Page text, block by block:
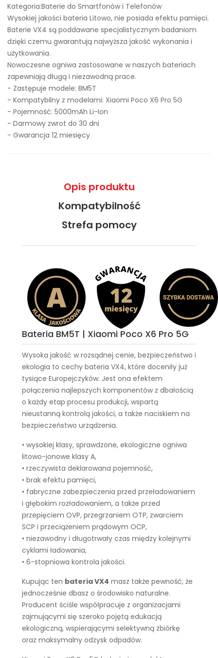
Kategoria:Baterie do Smartfonów i Telefonów
Wysokiej jakości bateria Litowo, nie posiada efektu pamięci.
Baterie VX4 są poddawane specjalistycznym badaniom
dzięki czemu gwarantują najwyższa jakość wykonania i
użytkowania.
Nowoczesne ogniwa zastosowane w naszych bateriach
zapewniają długą i niezawodną prace.
- Zastępuje modele: BM5T
- Kompatybilny z modelami: Xiaomi Poco X6 Pro 5G
- Pojemność: 5000mAh Li-Ion
- Darmowy zwrot do 30 dni
- Gwarancja 12 miesięcy
Opis produktu
Kompatybilność
Strefa pomocy
Bateria BM5T | Xiaomi Poco X6 Pro 5G
Wysoka jakość w rozsądnej cenie, bezpieczeństwo i
ekologia to cechy bateria VX4, które doceniły już
tysiące Europejczyków. Jest ona efektem
połączenia najlepszych komponentów z dbałością
o każdy etap procesu produkcji, wspartą
nieustanną kontrolą jakości, a także naciskiem na
bezpieczeństwo urządzenia.
• wysokiej klasy, sprawdzone, ekologiczne ogniwa
litowo-jonowe klasy A,
• rzeczywista deklarowana pojemność,
• brak efektu pamięci,
• fabryczne zabezpieczenia przed przeładowaniem
i głębokim rozładowaniem, a także przed
przepięciem OVP, przegrzaniem OTP, zwarciem
SCP i przeciążeniem prądowym OCP,
• niezawodny i długotrwały czas między kolejnymi
cyklami ładowania,
• 6-stopniowa kontrola jakości.
Kupując ten bateria VX4 masz także pewność, że
jednocześnie dbasz o środowisko naturalne.
Producent ściśle współpracuje z organizacjami
zajmującymi się szeroko pojętą edukacją
ekologiczną, wspierającymi selektywną zbiórkę
oraz maksymalny odzysk odpadów.